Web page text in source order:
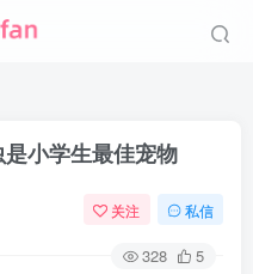
小学生最佳宠物
关注 私信
328 5